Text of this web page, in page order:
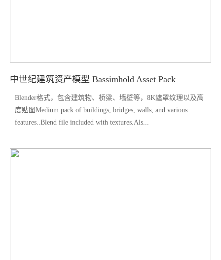
中世纪建筑资产模型 Bassimhold Asset Pack
Blender格式，包含建筑物、桥梁、墙壁等，8K遮罩纹理以及高
度贴图Medium pack of buildings, bridges, walls, and various
features..Blend file included with textures.Als...